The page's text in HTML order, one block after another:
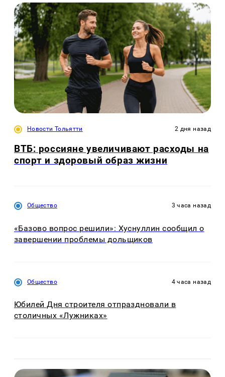
Новости Тольятти 2 дня назад
ВТБ: россияне увеличивают расходы на
спорт и здоровый образ жизни
Общество 3 часа назад
«Базово вопрос решили»: Хуснуллин сообщил о
завершении проблемы дольщиков
Общество 4 часа назад
Юбилей Дня строителя отпраздновали в
столичных «Лужниках»